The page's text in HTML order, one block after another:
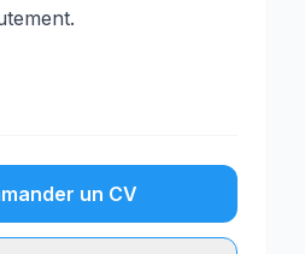
un CV